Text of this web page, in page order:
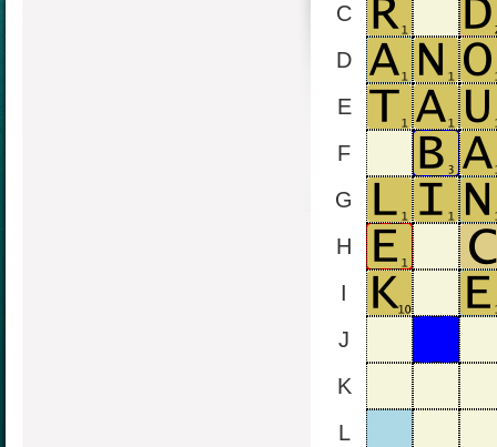
C
D
E
F
G
H
I
J
K
L